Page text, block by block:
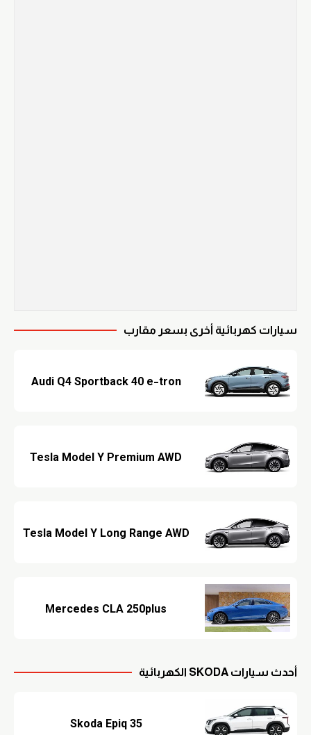
سيارات كهربائية أخرى بسعر مقارب
Audi Q4 Sportback 40 e-tron
Tesla Model Y Premium AWD
Tesla Model Y Long Range AWD
Mercedes CLA 250plus
أحدث سيارات SKODA الكهربائية
Skoda Epiq 35